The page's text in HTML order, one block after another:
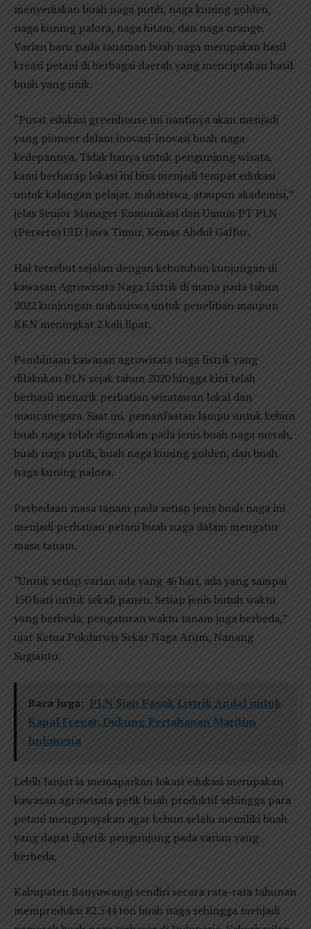
menyediakan buah naga putih, naga kuning golden,
naga kuning palora, naga hitam, dan naga orange.
Varian baru pada tanaman buah naga merupakan hasil
kreasi petani di berbagai daerah yang menciptakan hasil
buah yang unik.
“Pusat edukasi greenhouse ini nantinya akan menjadi
yang pioneer dalam inovasi-inovasi buah naga
kedepannya. Tidak hanya untuk pengunjung wisata,
kami berharap lokasi ini bisa menjadi tempat edukasi
untuk kalangan pelajar, mahasiswa, ataupun akademisi,”
jelas Senior Manager Komunikasi dan Umum PT PLN
(Persero) UID Jawa Timur, Kemas Abdul Gaffur.
Hal tersebut sejalan dengan kebutuhan kunjungan di
kawasan Agrowisata Naga Listrik di mana pada tahun
2022 kunjungan mahasiswa untuk penelitian maupun
KKN meningkat 2 kali lipat.
Pembinaan kawasan agrowisata naga listrik yang
dilakukan PLN sejak tahun 2020 hingga kini telah
berhasil menarik perhatian wisatawan lokal dan
mancanegara. Saat ini, pemanfaatan lampu untuk kebun
buah naga telah digunakan pada jenis buah naga merah,
buah naga putih, buah naga kuning golden, dan buah
naga kuning palora.
Perbedaan masa tanam pada setiap jenis buah naga ini
menjadi perhatian petani buah naga dalam mengatur
masa tanam.
“Untuk setiap varian ada yang 46 hari, ada yang sampai
150 hari untuk sekali panen. Setiap jenis butuh waktu
yang berbeda, pengaturan waktu tanam juga berbeda,”
ujar Ketua Pokdarwis Sekar Naga Arum, Nanang
Sugianto.
Baca Juga: PLN Siap Pasok Listrik Andal untuk
Kapal Fregat, Dukung Pertahanan Maritim
Indonesia
Lebih lanjut ia memaparkan lokasi edukasi merupakan
kawasan agrowisata petik buah produktif sehingga para
petani mengupayakan agar kebun selalu memiliki buah
yang dapat dipetik pengunjung pada varian yang
berbeda.
Kabupaten Banyuwangi sendiri secara rata-rata tahunan
memproduksi 82.544 ton buah naga sehingga menjadi